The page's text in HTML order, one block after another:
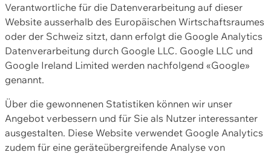
Verantwortliche für die Datenverarbeitung auf dieser
Website ausserhalb des Europäischen Wirtschaftsraumes
oder der Schweiz sitzt, dann erfolgt die Google Analytics
Datenverarbeitung durch Google LLC. Google LLC und
Google Ireland Limited werden nachfolgend «Google»
genannt.
Über die gewonnenen Statistiken können wir unser
Angebot verbessern und für Sie als Nutzer interessanter
ausgestalten. Diese Website verwendet Google Analytics
zudem für eine geräteübergreifende Analyse von